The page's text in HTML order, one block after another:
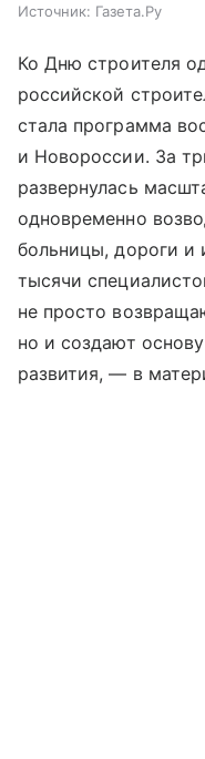
Источник: Газета.Ру
Ко Дню строителя
российской
стала программа
и Новороссии. За
развернулась
одновременно
больницы, дороги и
тысячи
не просто
но и создают
развития, — в